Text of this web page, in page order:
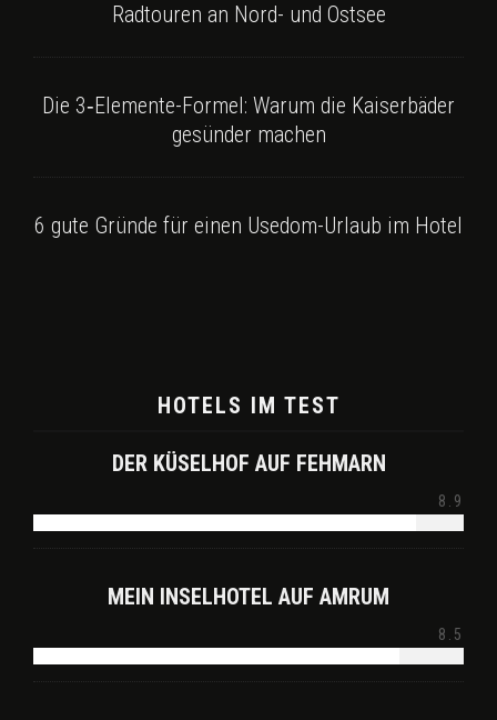
Radtouren an Nord- und Ostsee
Die 3‑Elemente-Formel: Warum die Kaiserbäder
gesünder machen
6 gute Gründe für einen Usedom-Urlaub im Hotel
HOTELS IM TEST
DER KÜSELHOF AUF FEHMARN
8.9
MEIN INSELHOTEL AUF AMRUM
8.5